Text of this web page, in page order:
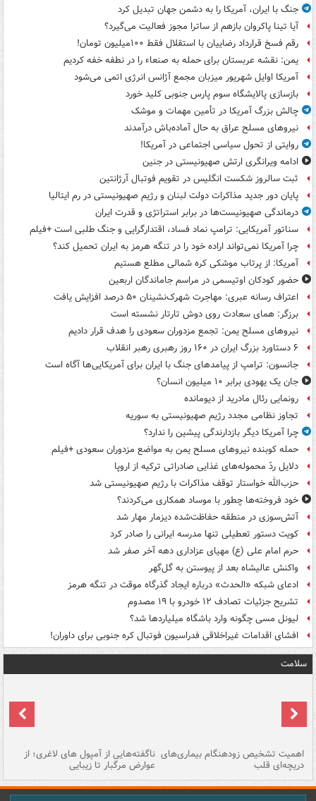
جنگ با ایران، آمریکا را به دشمن جهان تبدیل کرد
آیا تینا پاکروان بازهم از ساترا مجوز فعالیت می‌گیرد؟
رقم فسخ قرارداد رضاییان با استقلال فقط ۱۰۰میلیون تومان!
یمن: نقشه عربستان برای حمله به صنعاء را در نطفه خفه کردیم
آمریکا اوایل شهریور میزبان مجمع آژانس انرژی اتمی می‌شود
بازسازی پالایشگاه سوم پارس جنوبی کلید خورد
چالش بزرگ آمریکا در تأمین مهمات و موشک
نیروهای مسلح عراق به حال آماده‌باش درآمدند
روایتی از تحول سیاسی اجتماعی در آمریکا!
ادامه ویرانگری ارتش صهیونیستی در جنین
ثبت سالروز شکست انگلیس در تقویم فوتبال آرژانتین
پایان دور جدید مذاکرات دولت لبنان و رژیم صهیونیستی در رم ایتالیا
درماندگی صهیونیست‌ها در برابر استراتژی و قدرت ایران
سناتور آمریکایی: ترامپ نماد فساد، اقتدارگرایی و جنگ طلبی است +فیلم
چرا آمریکا نمی‌تواند اراده خود را در تنگه هرمز به ایران تحمیل کند؟
آمریکا: از پرتاب موشکی کره شمالی مطلع هستیم
حضور کودکان اوتیسمی در مراسم جاماندگان اربعین
اعتراف رسانه عبری: مهاجرت شهرک‌نشینان ۵۰ درصد افزایش یافت
برزگر: همای سعادت روی دوش تارتار نشسته است
نیروهای مسلح یمن: تجمع مزدوران سعودی را هدف قرار دادیم
۶ دستاورد بزرگ ایران در ۱۶۰ روز رهبری رهبر انقلاب
جانسون: ترامپ از پیامدهای جنگ با ایران برای آمریکایی‌ها آگاه است
جان یک یهودی برابر ۱۰ میلیون انسان؟
رونمایی رئال مادرید از دیومانده
تجاوز نظامی مجدد رژیم صهیونیستی به سوریه
چرا آمریکا دیگر بازدارندگی پیشین را ندارد؟
حمله کوبنده نیروهای مسلح یمن به مواضع مزدوران سعودی +فیلم
دلایل ردّ محموله‌های غذایی صادراتی ترکیه از اروپا
حزب‌الله خواستار توقف مذاکرات با رژیم صهیونیستی شد
خود فروخته‌ها چطور با موساد همکاری می‌کردند؟
آتش‌سوزی در منطقه حفاظت‌شده دیزمار مهار شد
کویت دستور تعطیلی تنها مدرسه ایرانی را صادر کرد
حرم امام علی (ع) مهیای عزاداری دهه آخر صفر شد
واکنش عالیشاه بعد از پیوستن به گل‌گهر
ادعای شبکه «الحدث» درباره ایجاد گذرگاه موقت در تنگه هرمز
تشریح جزئیات تصادف ۱۲ خودرو با ۱۹ مصدوم
لیونل مسی چگونه وارد باشگاه میلیاردها شد؟
افشای اقدامات غیراخلاقی فدراسیون فوتبال کره جنوبی برای داوران!
سلامت
اهمیت تشخیص زودهنگام بیماری‌های
دریچه‌ای قلب
ناگفته‌هایی از آمپول های لاغری؛ از
عوارض مرگبار تا زیبایی